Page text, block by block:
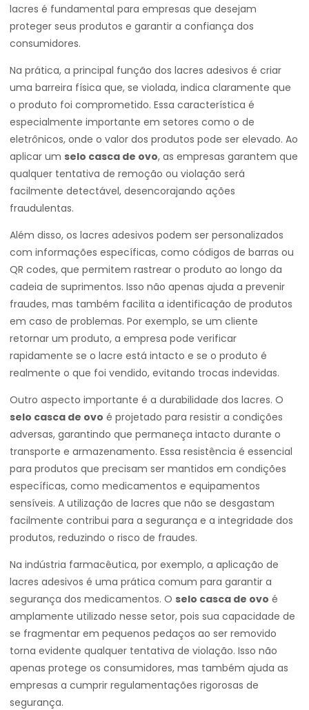
lacres é fundamental para empresas que desejam
proteger seus produtos e garantir a confiança dos
consumidores.
Na prática, a principal função dos lacres adesivos é criar
uma barreira física que, se violada, indica claramente que
o produto foi comprometido. Essa característica é
especialmente importante em setores como o de
eletrônicos, onde o valor dos produtos pode ser elevado. Ao
aplicar um selo casca de ovo, as empresas garantem que
qualquer tentativa de remoção ou violação será
facilmente detectável, desencorajando ações
fraudulentas.
Além disso, os lacres adesivos podem ser personalizados
com informações específicas, como códigos de barras ou
QR codes, que permitem rastrear o produto ao longo da
cadeia de suprimentos. Isso não apenas ajuda a prevenir
fraudes, mas também facilita a identificação de produtos
em caso de problemas. Por exemplo, se um cliente
retornar um produto, a empresa pode verificar
rapidamente se o lacre está intacto e se o produto é
realmente o que foi vendido, evitando trocas indevidas.
Outro aspecto importante é a durabilidade dos lacres. O
selo casca de ovo é projetado para resistir a condições
adversas, garantindo que permaneça intacto durante o
transporte e armazenamento. Essa resistência é essencial
para produtos que precisam ser mantidos em condições
específicas, como medicamentos e equipamentos
sensíveis. A utilização de lacres que não se desgastam
facilmente contribui para a segurança e a integridade dos
produtos, reduzindo o risco de fraudes.
Na indústria farmacêutica, por exemplo, a aplicação de
lacres adesivos é uma prática comum para garantir a
segurança dos medicamentos. O selo casca de ovo é
amplamente utilizado nesse setor, pois sua capacidade de
se fragmentar em pequenos pedaços ao ser removido
torna evidente qualquer tentativa de violação. Isso não
apenas protege os consumidores, mas também ajuda as
empresas a cumprir regulamentações rigorosas de
segurança.